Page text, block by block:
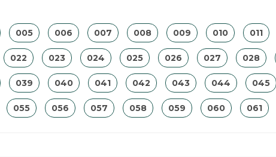
005 006 007 008 009 010 011
022 023 024 025 026 027 028
039 040 041 042 043 044 045
055 056 057 058 059 060 061